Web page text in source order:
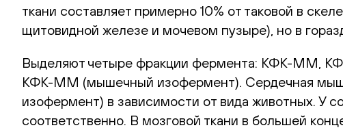
ткани составляет примерно 10% от таковой в
щитовидной железе и мочевом пузыре), но в
Выделяют четыре фракции фермента: КФК-MM,
КФК-MM (мышечный изофермент). Сердечная
изофермент) в зависимости от вида животных. У
соответственно. В мозговой ткани в большей